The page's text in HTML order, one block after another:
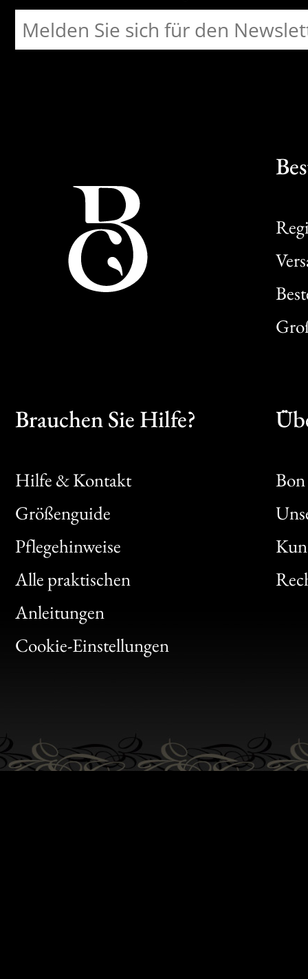
Brauchen Sie Hilfe?
Hilfe & Kontakt
Größenguide
Pflegehinweise
Alle praktischen
Anleitungen
Cookie-Einstellungen
Bon
Clic